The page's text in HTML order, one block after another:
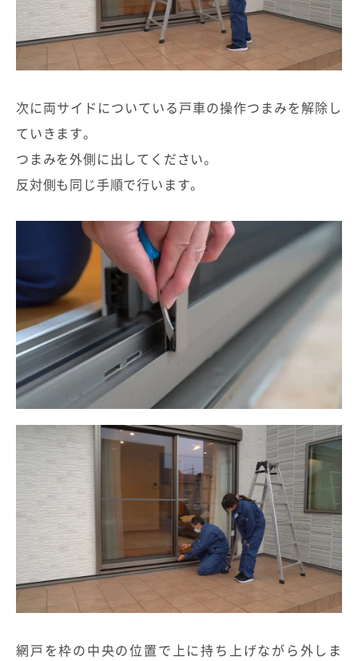
次に両サイドについている戸車の操作つまみを解除し
ていきます。
つまみを外側に出してください。
反対側も同じ手順で行います。
網戸を枠の中央の位置で上に持ち上げながら外しま